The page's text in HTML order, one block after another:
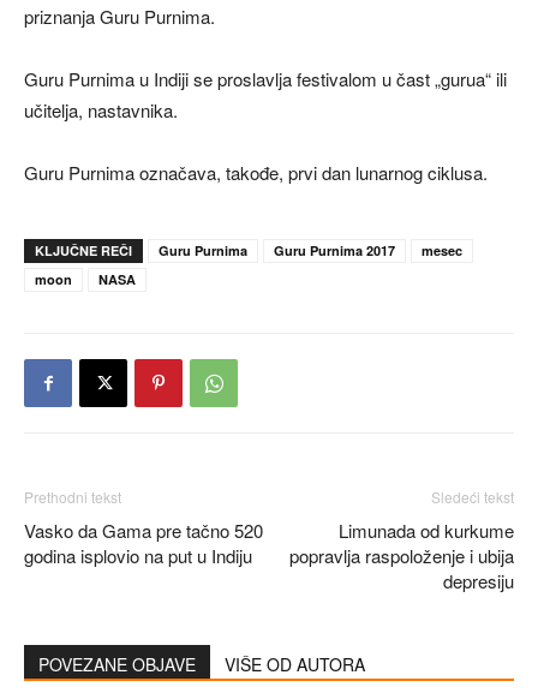
priznanja Guru Purnima.
Guru Purnima u Indiji se proslavlja festivalom u čast „gurua“ ili
učitelja, nastavnika.
Guru Purnima označava, takođe, prvi dan lunarnog ciklusa.
KLJUČNE REČI Guru Purnima Guru Purnima 2017
mesec
moon
NASA
Prethodni tekst
Vasko da Gama pre tačno 520
godina isplovio na put u Indiju
Sledeći tekst
Limunada od kurkume
popravlja raspoloženje i ubija
depresiju
POVEZANE OBJAVE VIŠE OD AUTORA